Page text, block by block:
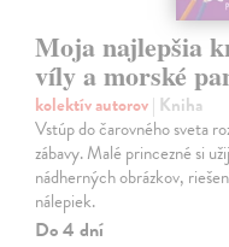
Moja najlepšia
víly a morské
kolektív autorov| Kniha
Vstúp do čarovného sveta
zábavy. Malé princezné si
nádherných obrázkov,
nálepiek.
Do 4 dní